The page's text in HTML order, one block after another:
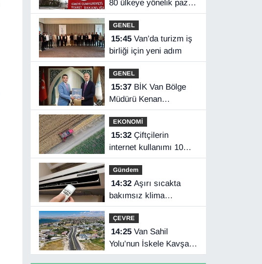
80 ülkeye yönelik pazar
araştırması hazırladı
GENEL
15:45Van’da turizm iş
birliği için yeni adım
GENEL
15:37BİK Van Bölge
Müdürü Kenan
Tokgöz’den Hakkâri
ziyareti
EKONOMİ
15:32Çiftçilerin
internet kullanımı 10
yılda iki katını aştı
Gündem
14:32Aşırı sıcakta
bakımsız klima
yangınlara neden olabilir
ÇEVRE
14:25Van Sahil
Yolu’nun İskele Kavşağı
tamamlandı